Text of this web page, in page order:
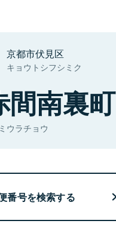
京都市伏見区
キョウトシフシミク
間南裏町
ウラチョウ
番号を検索する